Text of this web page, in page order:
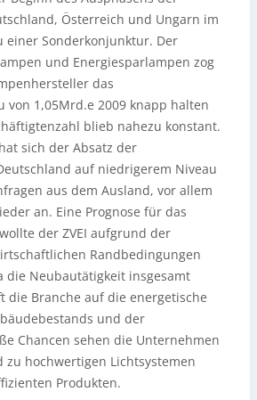
Österreich und Ungarn im
einer Sonderkonjunktur. Der
und Energiesparlampen zog
das
von 1,05Mrd.e 2009 knapp halten
blieb nahezu konstant.
sich der Absatz der
auf niedrigerem Niveau
aus dem Ausland, vor allem
an. Eine Prognose für das
der ZVEI aufgrund der
Randbedingungen
die Neubautätigkeit insgesamt
die Branche auf die energetische
und der
Chancen sehen die Unternehmen
zu hochwertigen Lichtsystemen
Produkten.